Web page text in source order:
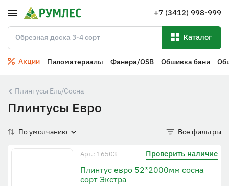
+7 (3412) 998-999
Каталог
Акции Пиломатериалы Фанера/OSB Обшивка бани
Плинтусы Ель/Сосна
Плинтусы Евро
По умолчанию Все фильтры
Арт.: 16503 Проверить наличие
Плинтус евро 52*2000мм сосна
сорт Экстра